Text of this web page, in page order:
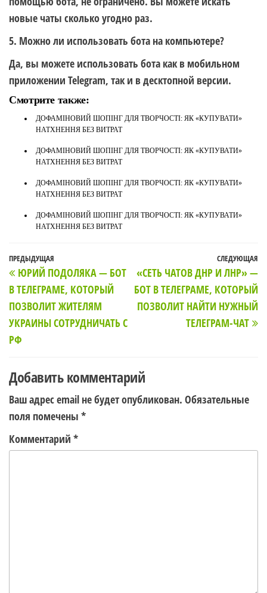
новые чаты сколько угодно раз.
5. Можно ли использовать бота на компьютере?
Да, вы можете использовать бота как в мобильном
приложении Telegram, так и в десктопной версии.
Смотрите также:
ДОФАМІНОВИЙ ШОПІНГ ДЛЯ ТВОРЧОСТІ: ЯК «КУПУВАТИ»
НАТХНЕННЯ БЕЗ ВИТРАТ
ДОФАМІНОВИЙ ШОПІНГ ДЛЯ ТВОРЧОСТІ: ЯК «КУПУВАТИ»
НАТХНЕННЯ БЕЗ ВИТРАТ
ДОФАМІНОВИЙ ШОПІНГ ДЛЯ ТВОРЧОСТІ: ЯК «КУПУВАТИ»
НАТХНЕННЯ БЕЗ ВИТРАТ
ДОФАМІНОВИЙ ШОПІНГ ДЛЯ ТВОРЧОСТІ: ЯК «КУПУВАТИ»
НАТХНЕННЯ БЕЗ ВИТРАТ
Навигация
по
записям
Предыдущая
запись
ПРЕДЫДУЩАЯ
ЮРИЙ ПОДОЛЯКА — БОТ
В ТЕЛЕГРАМЕ, КОТОРЫЙ
ПОЗВОЛИТ ЖИТЕЛЯМ
УКРАИНЫ СОТРУДНИЧАТЬ С
РФ
СЛЕДУЮЩАЯ
«СЕТЬ ЧАТОВ ДНР И ЛНР» —
БОТ В ТЕЛЕГРАМЕ, КОТОРЫЙ
ПОЗВОЛИТ НАЙТИ НУЖНЫЙ
ТЕЛЕГРАМ-ЧАТ
Добавить комментарий
Ваш адрес email не будет опубликован. Обязательные
поля помечены *
Комментарий *